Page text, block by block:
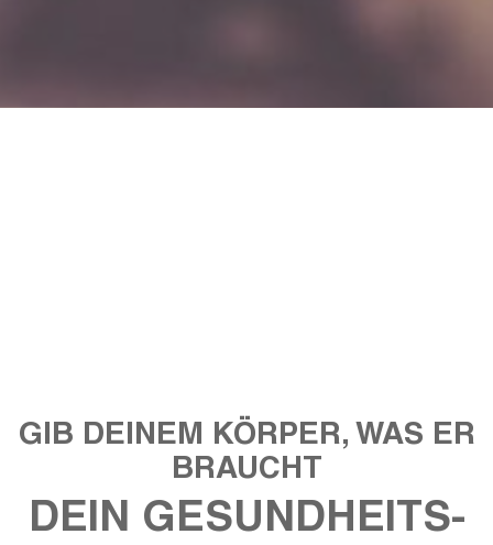
GIB DEINEM KÖRPER, WAS ER
BRAUCHT
DEIN GESUNDHEITS-